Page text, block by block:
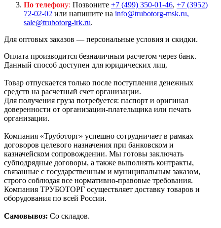
По телефону: Позвоните +7 (499) 350-01-46, +7 (3952)
72-02-02 или напишите на info@trubotorg-msk.ru,
sale@trubotorg-irk.ru.
Для оптовых заказов — персональные условия и скидки.
Оплата производится безналичным расчетом через банк.
Данный способ доступен для юридических лиц.
Товар отпускается только после поступления денежных
средств на расчетный счет организации.
Для получения груза потребуется: паспорт и оригинал
доверенности от организации-плательщика или печать
организации.
Компания «Труботорг» успешно сотрудничает в рамках
договоров целевого назначения при банковском и
казначейском сопровождении. Мы готовы заключать
субподрядные договоры, а также выполнять контракты,
связанные с государственным и муниципальным заказом,
строго соблюдая все нормативно-правовые требования.
Компания ТРУБОТОРГ осуществляет доставку товаров и
оборудования по всей России.
Самовывоз: Со складов.